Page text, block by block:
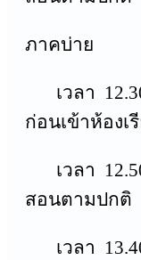
ภาคบ่าย
เวลา
ก่อนเข้าห้องเ
เวลา
สอนตามปกติ
เวลา